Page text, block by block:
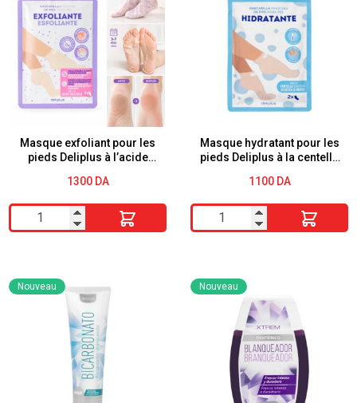
Professionnelles
FACES
Nettoyage
Silicone
Masque exfoliant pour les
pieds Deliplus à l’acide
1300 DA
quantité
de
exfoliant
pour
Masque hydratant pour les
pieds Deliplus à la centella
1100 DA
quantité
de
hydratant
pour
Deliplus
Nouveau Nouveau